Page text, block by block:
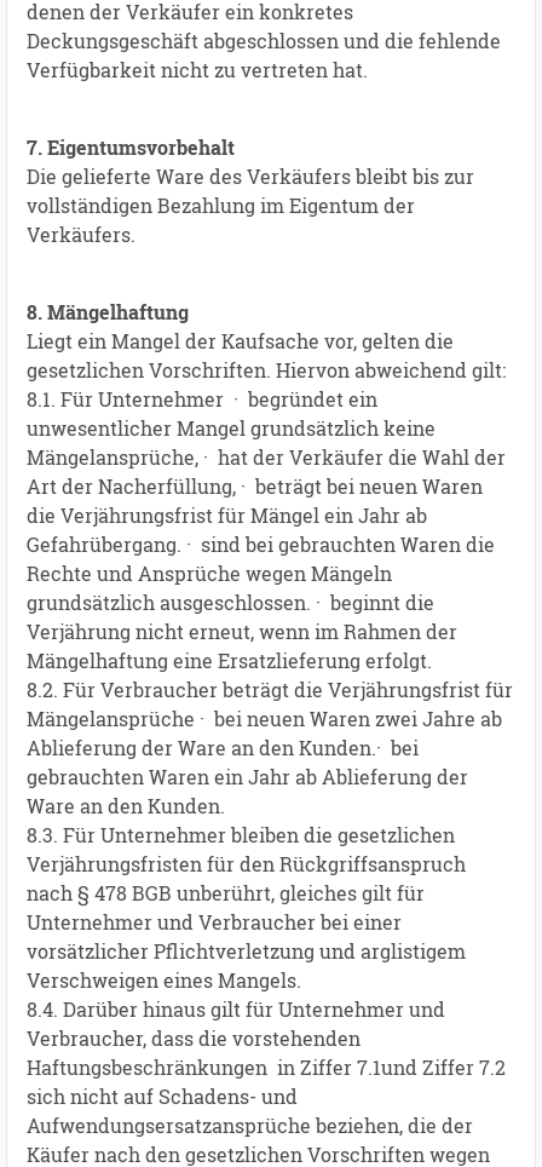
denen der Verkäufer ein konkretes
Deckungsgeschäft abgeschlossen und die fehlende
Verfügbarkeit nicht zu vertreten hat.
7. Eigentumsvorbehalt
Die gelieferte Ware des Verkäufers bleibt bis zur
vollständigen Bezahlung im Eigentum der
Verkäufers.
8. Mängelhaftung
Liegt ein Mangel der Kaufsache vor, gelten die
gesetzlichen Vorschriften. Hiervon abweichend gilt:
8.1. Für Unternehmer · begründet ein
unwesentlicher Mangel grundsätzlich keine
Mängelansprüche, · hat der Verkäufer die Wahl der
Art der Nacherfüllung, · beträgt bei neuen Waren
die Verjährungsfrist für Mängel ein Jahr ab
Gefahrübergang. · sind bei gebrauchten Waren die
Rechte und Ansprüche wegen Mängeln
grundsätzlich ausgeschlossen. · beginnt die
Verjährung nicht erneut, wenn im Rahmen der
Mängelhaftung eine Ersatzlieferung erfolgt.
8.2. Für Verbraucher beträgt die Verjährungsfrist für
Mängelansprüche · bei neuen Waren zwei Jahre ab
Ablieferung der Ware an den Kunden.· bei
gebrauchten Waren ein Jahr ab Ablieferung der
Ware an den Kunden.
8.3. Für Unternehmer bleiben die gesetzlichen
Verjährungsfristen für den Rückgriffsanspruch
nach § 478 BGB unberührt, gleiches gilt für
Unternehmer und Verbraucher bei einer
vorsätzlicher Pflichtverletzung und arglistigem
Verschweigen eines Mangels.
8.4. Darüber hinaus gilt für Unternehmer und
Verbraucher, dass die vorstehenden
Haftungsbeschränkungen in Ziffer 7.1und Ziffer 7.2
sich nicht auf Schadens- und
Aufwendungsersatzansprüche beziehen, die der
Käufer nach den gesetzlichen Vorschriften wegen